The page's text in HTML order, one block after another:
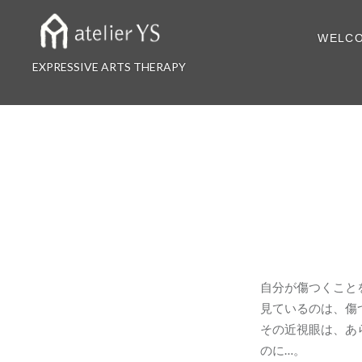
EXPRESSIVE ARTS THERAPY
自分が傷つくこと
見ているのは、傷
その近視眼は、
のに…。